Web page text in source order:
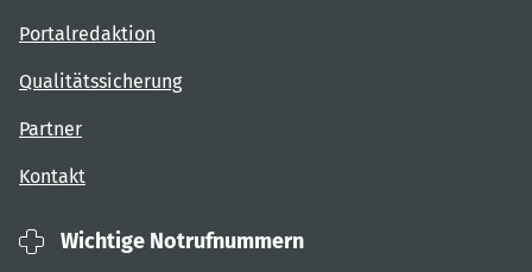
Portalredaktion
Qualitätssicherung
Partner
Kontakt
Wichtige Notrufnummern